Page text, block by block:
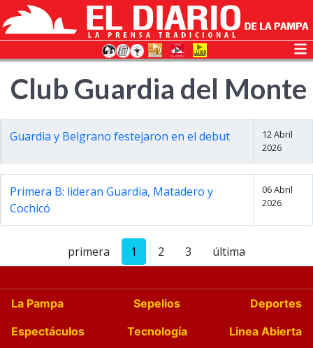
Club Guardia del Monte
Guardia y Belgrano festejaron en el debut
12 Abril
2026
Primera B: lideran Guardia, Matadero y
Cochicó
06 Abril
2026
primera 1 2 3 última
La Pampa Sepelios
Deportes
Espectáculos
Tecnología
Linea Abierta